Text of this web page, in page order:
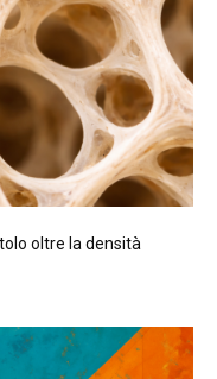
oltre la densità